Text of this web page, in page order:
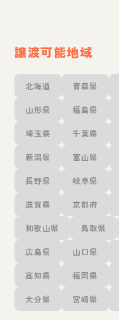
譲渡可能地域
北海道 青森県
山形県 福島県
埼玉県 千葉県
新潟県 富山県
長野県 岐阜県
滋賀県 京都府
和歌山県 鳥取県
広島県 山口県
高知県 福岡県
大分県 宮崎県